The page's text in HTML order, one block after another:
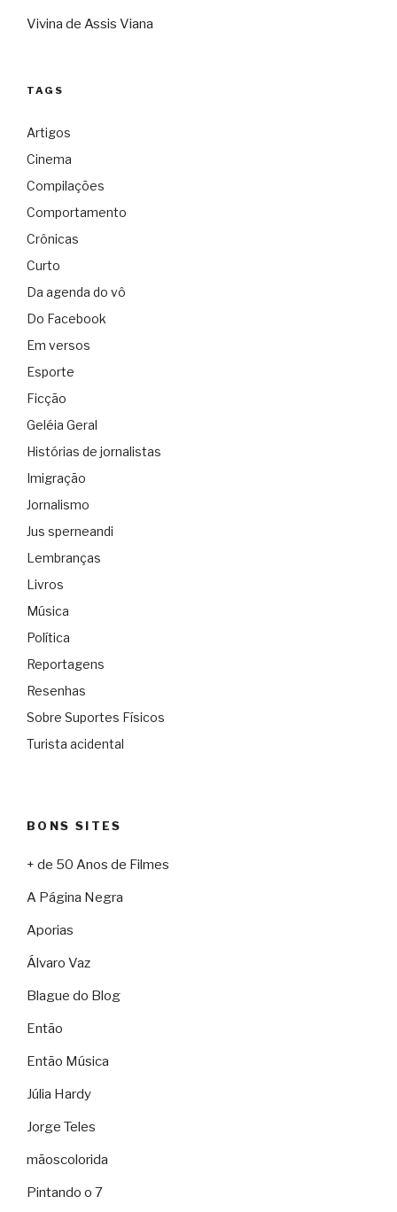
Vivina de Assis Viana
TAGS
Artigos
Cinema
Compilações
Comportamento
Crônicas
Curto
Da agenda do vô
Do Facebook
Em versos
Esporte
Ficção
Geléia Geral
Histórias de jornalistas
Imigração
Jornalismo
Jus sperneandi
Lembranças
Livros
Música
Política
Reportagens
Resenhas
Sobre Suportes Físicos
Turista acidental
BONS SITES
+ de 50 Anos de Filmes
A Página Negra
Aporias
Álvaro Vaz
Blague do Blog
Então
Então Música
Júlia Hardy
Jorge Teles
mãoscolorida
Pintando o 7